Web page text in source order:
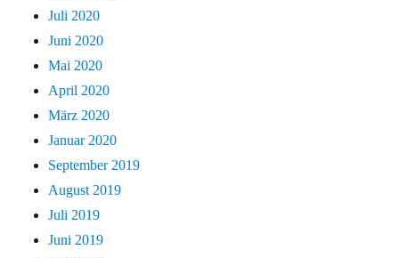
Juli 2020
Juni 2020
Mai 2020
April 2020
März 2020
Januar 2020
September 2019
August 2019
Juli 2019
Juni 2019